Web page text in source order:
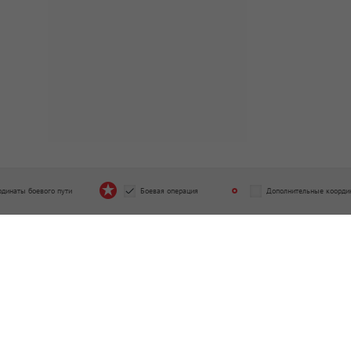
боевого пути Боевая операция Дополнительные